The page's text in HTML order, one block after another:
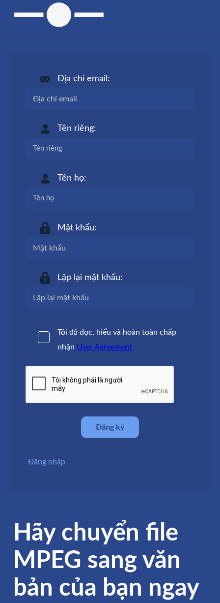
Địa chỉ email:
Tên riêng:
Tên họ:
Mật khẩu:
Lặp lại mật khẩu:
Tôi đã đọc, hiểu và hoàn toàn chấp
nhận User Agreement
Đăng nhập
Hãy chuyển file
MPEG sang văn
bản của bạn ngay